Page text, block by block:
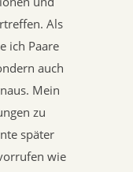
Als
ich Paare
auch
Mein
zu
später
wie